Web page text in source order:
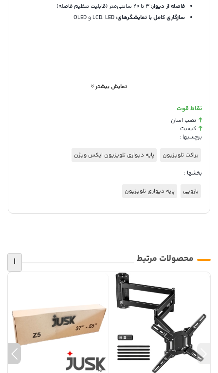
فاصله از دیوار:۳ تا ۲۰ سانتی‌متر (قابلیت تنظیم فاصله)
سازگاری کامل با نمایشگرهای:LCD، LED و OLED
مکان‌های دقیق برای سوراخ‌کاری را علامت‌گذاری نمایید.
شاخک‌های متصل به پشت تلویزیون را به صورت کشویی روی پایه
دیواری قرار داده و قفل کنید.
نصب سریع و بی‌دردسر:
ارگونومی و دید بهتر:جلوگیری از خستگی چشم و گردن با تنظیم شیب
ایمنی فوق‌العاده:تحمل وزن بالا که از سقوط احتمالی تلویزیون جلوگیری
💡 پیشنهاد ویژه برای محافظت از پنل تلویزیون شما:
اگر علاوه بر این سایز، از تلویزیون‌های ابعاد بزرگتر در منزل یا محل کار خود
استفاده می‌کنید، نصب ایمن روی دیوار تنها نیمی از راه است. پنل‌های سایز
بزرگ به شدت در معرض خطر شکستگی، برخورد اشیاء و خط‌وخش هستند. به
همین منظور، برای تضمین سلامت فیزیکی پنل‌های گران‌قیمت، خرید[
محافظ
صفحه تلویزیون ۶۵ اینچ ضد ضربه
]را به عنوان یک سرمایه‌گذاری هوشمندانه به
شما پیشنهاد می‌کنیم.
نمایش بیشتر
نقاط قوت
نصب اسان
کیفیت
برچسبها :
براکت تلویزیون پایه دیواری تلویزیون ایکس ویژن
بخشها :
بازویی پایه دیواری تلویزیون
محصولات مرتبط |